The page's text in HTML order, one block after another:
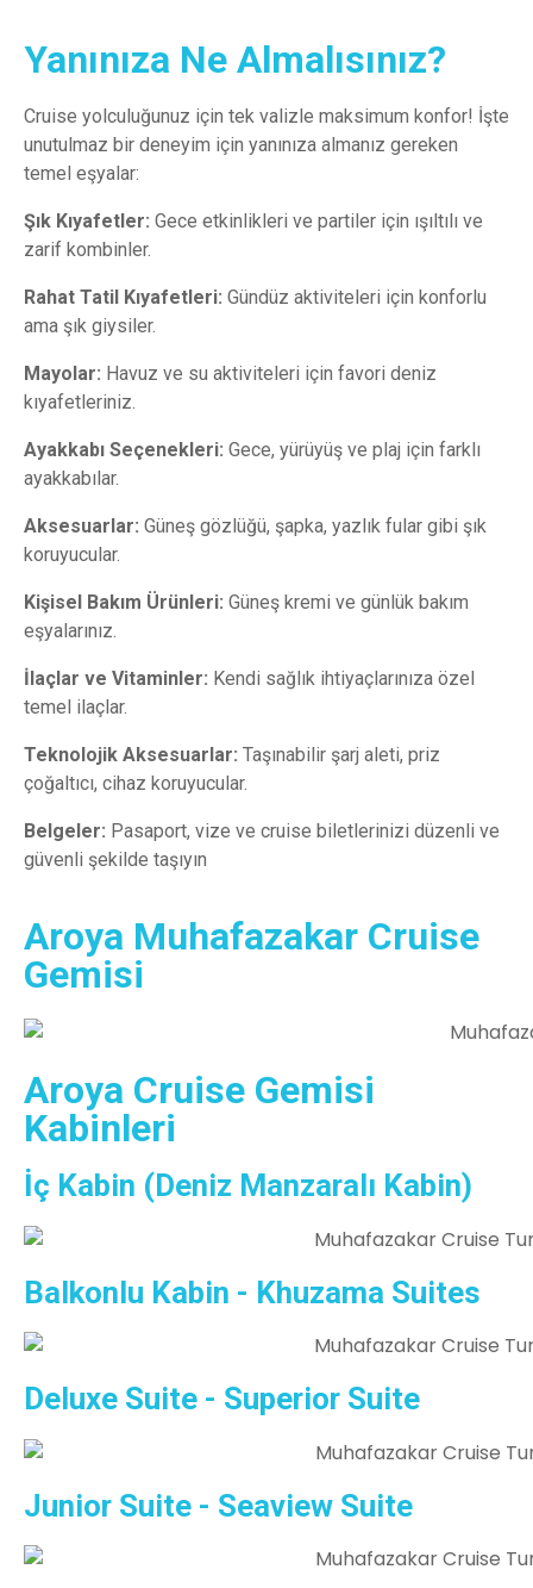
Yanınıza Ne Almalısınız?
Cruise yolculuğunuz için tek valizle maksimum konfor! İşte
unutulmaz bir deneyim için yanınıza almanız gereken
temel eşyalar:
Şık Kıyafetler: Gece etkinlikleri ve partiler için ışıltılı ve
zarif kombinler.
Rahat Tatil Kıyafetleri: Gündüz aktiviteleri için konforlu
ama şık giysiler.
Mayolar: Havuz ve su aktiviteleri için favori deniz
kıyafetleriniz.
Ayakkabı Seçenekleri: Gece, yürüyüş ve plaj için farklı
ayakkabılar.
Aksesuarlar: Güneş gözlüğü, şapka, yazlık fular gibi şık
koruyucular.
Kişisel Bakım Ürünleri: Güneş kremi ve günlük bakım
eşyalarınız.
İlaçlar ve Vitaminler: Kendi sağlık ihtiyaçlarınıza özel
temel ilaçlar.
Teknolojik Aksesuarlar: Taşınabilir şarj aleti, priz
çoğaltıcı, cihaz koruyucular.
Belgeler: Pasaport, vize ve cruise biletlerinizi düzenli ve
güvenli şekilde taşıyın
Aroya Muhafazakar Cruise
Gemisi
Aroya Cruise Gemisi
Kabinleri
İç Kabin (Deniz Manzaralı Kabin)
Balkonlu Kabin - Khuzama Suites
Deluxe Suite - Superior Suite
Junior Suite - Seaview Suite